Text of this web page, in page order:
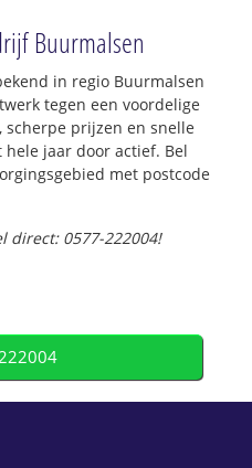
Buurmalsen
in regio Buurmalsen
tegen een voordelige
prijzen en snelle
jaar door actief. Bel
met postcode
direct: 0577-222004!